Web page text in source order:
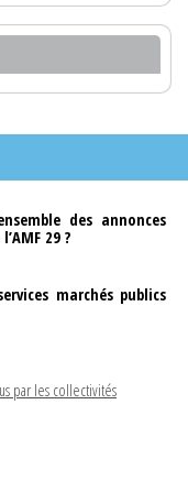
des annonces
29 ?
marchés publics
par les collectivités